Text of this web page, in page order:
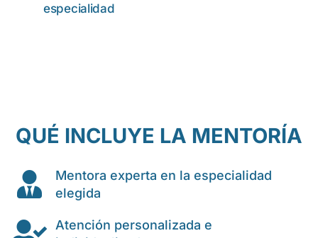
especialidad
QUÉ INCLUYE LA MENTORÍA
Mentora experta en la especialidad
elegida
Atención personalizada e